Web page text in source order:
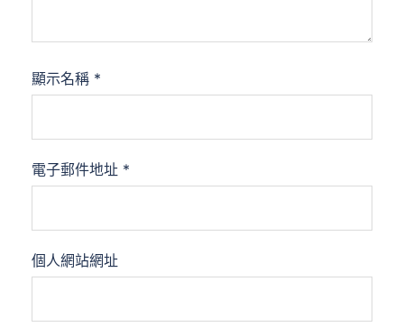
顯示名稱 *
電子郵件地址 *
個人網站網址